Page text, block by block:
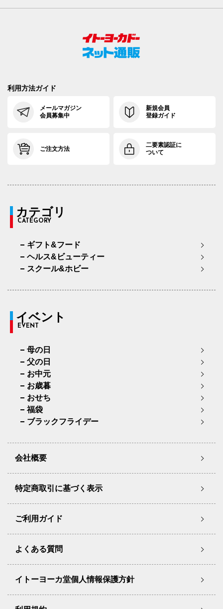
利用方法ガイド
メールマガジン
会員募集中
新規会員
登録ガイド
ご注文方法
二要素認証に
ついて
カテゴリ
CATEGORY
ギフト&フード
ヘルス&ビューティー
スクール&ホビー
イベント
EVENT
母の日
父の日
お中元
お歳暮
おせち
福袋
ブラックフライデー
会社概要
特定商取引に基づく表示
ご利用ガイド
よくある質問
イトーヨーカ堂個人情報保護方針